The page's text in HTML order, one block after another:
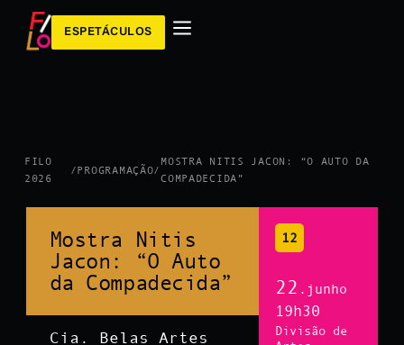
ESPETÁCULOS
FILO
2026
/PROGRAMAÇÃO/
MOSTRA NITIS JACON: “O AUTO DA
COMPADECIDA”
Mostra Nitis
Jacon: “O Auto
da Compadecida”
Cia. Belas Artes
12
22 .junho
19h30
Divisão de